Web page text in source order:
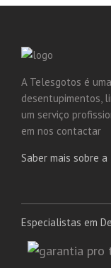
A Telesgotos é
desentupimentos,
um serviço
em nos contactar
Saber mais sobre
Especialistas em